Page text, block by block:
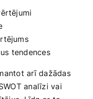
tendences
arī dažādas
analīzi vai